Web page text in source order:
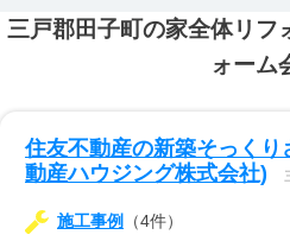
三戸郡田子町の家全体リフ
ォーム
住友不動産の新築そっく
動産ハウジング株式会社)
施工事例 （4件）